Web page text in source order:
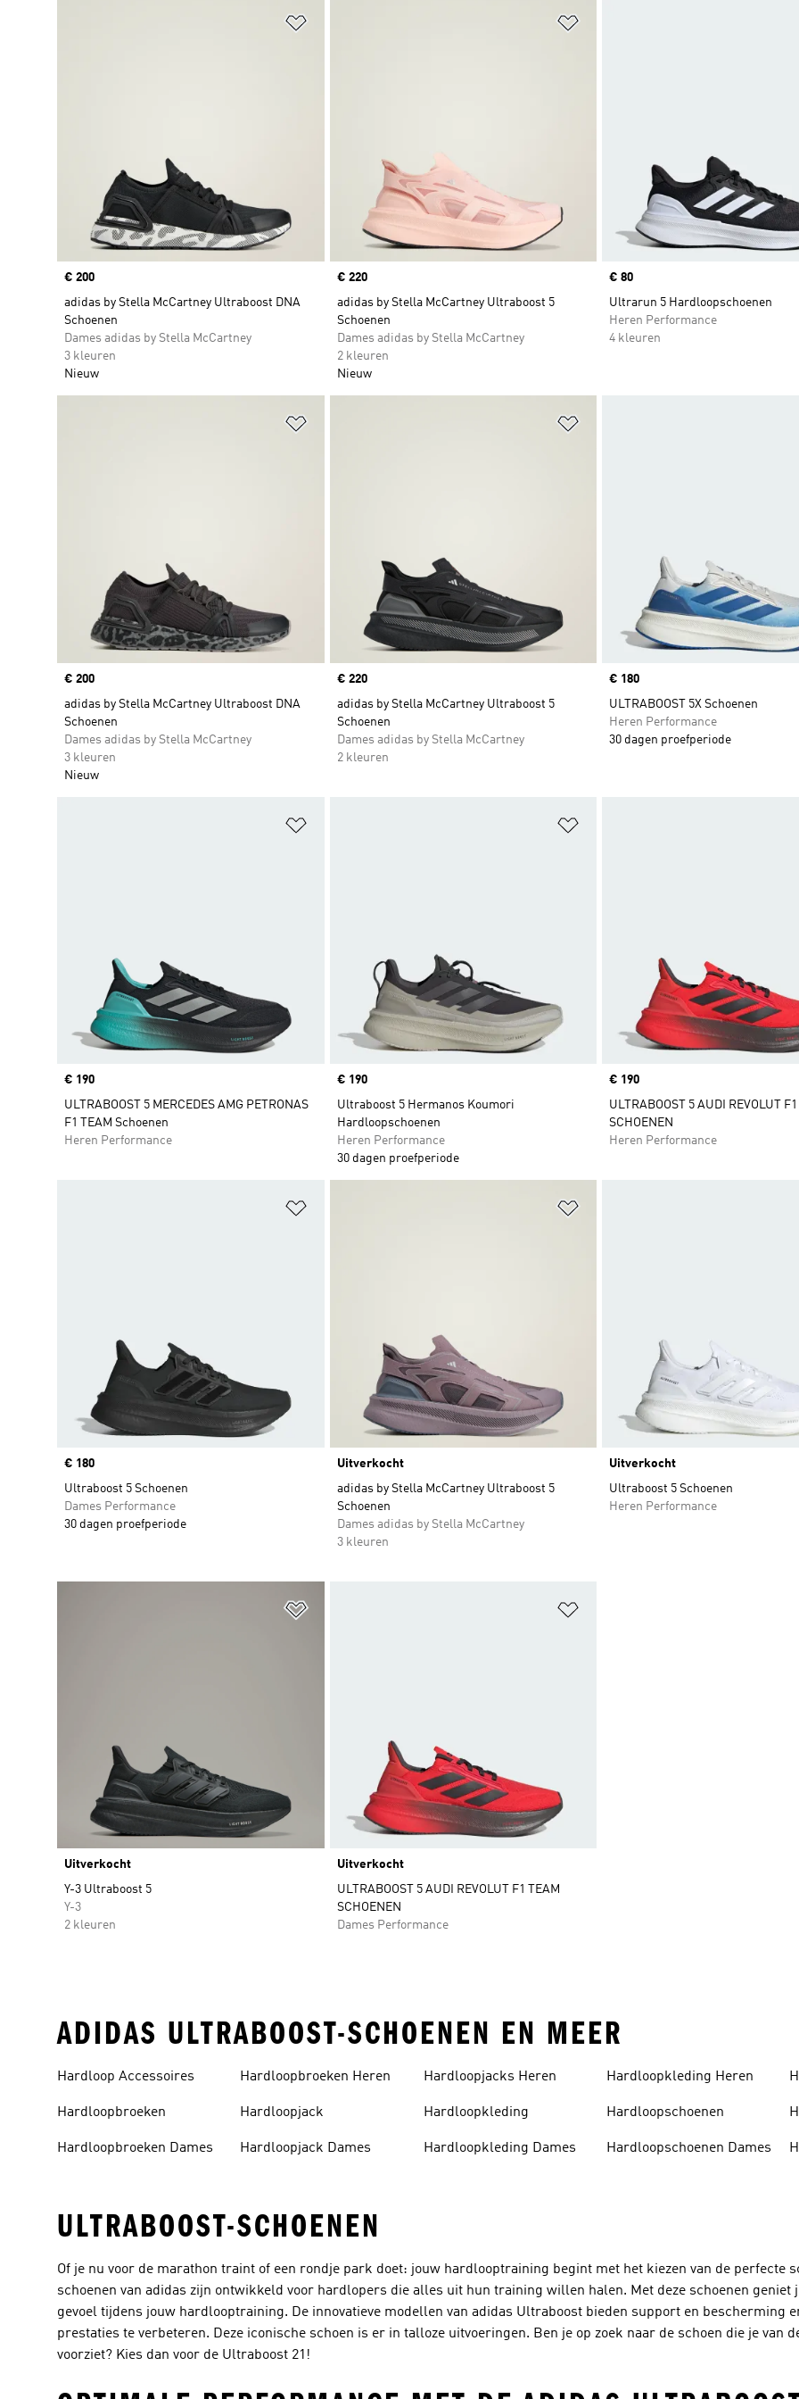
Price
€ 200
adidas by Stella McCartney Ultraboost DNA
Schoenen
Dames adidas by Stella McCartney
3 kleuren
Nieuw
Price
€ 220
adidas by Stella McCartney Ultraboost 5
Schoenen
Dames adidas by Stella McCartney
2 kleuren
Nieuw
Price
€ 80
Ultrarun 5 Hardloopschoenen
Heren Performance
4 kleuren
Price
€ 200
adidas by Stella McCartney Ultraboost DNA
Schoenen
Dames adidas by Stella McCartney
3 kleuren
Nieuw
Price
€ 220
adidas by Stella McCartney Ultraboost 5
Schoenen
Dames adidas by Stella McCartney
2 kleuren
Price
€ 180
ULTRABOOST 5X Schoenen
Heren Performance
30 dagen proefperiode
Price
€ 190
ULTRABOOST 5 MERCEDES AMG PETRONAS
F1 TEAM Schoenen
Heren Performance
Price
€ 190
Ultraboost 5 Hermanos Koumori
Hardloopschoenen
Heren Performance
30 dagen proefperiode
Price
€ 190
ULTRABOOST 5 AUDI REVOLUT F1
SCHOENEN
Heren Performance
Price
€ 180
Ultraboost 5 Schoenen
Dames Performance
30 dagen proefperiode
Uitverkocht
adidas by Stella McCartney Ultraboost 5
Schoenen
Dames adidas by Stella McCartney
3 kleuren
Uitverkocht
Ultraboost 5 Schoenen
Heren Performance
Uitverkocht
Y-3 Ultraboost 5
Y-3
2 kleuren
Uitverkocht
ULTRABOOST 5 AUDI REVOLUT F1 TEAM
SCHOENEN
Dames Performance
ADIDAS ULTRABOOST-SCHOENEN EN MEER
Hardloop Accessoires
Hardloopbroeken
Hardloopbroeken Dames
Hardloopbroeken Heren
Hardloopjack
Hardloopjack Dames
Hardloopjacks Heren
Hardloopkleding
Hardloopkleding Dames
Hardloopkleding Heren
Hardloopschoenen
Hardloopschoenen Dames
ULTRABOOST-SCHOENEN
Of je nu voor de marathon traint of een rondje park doet: jouw hardlooptraining begint met het kiezen van de perfecte
schoenen van adidas zijn ontwikkeld voor hardlopers die alles uit hun training willen halen. Met deze schoenen geniet
gevoel tijdens jouw hardlooptraining. De innovatieve modellen van adidas Ultraboost bieden support en bescherming
prestaties te verbeteren. Deze iconische schoen is er in talloze uitvoeringen. Ben je op zoek naar de schoen die je van
voorziet? Kies dan voor de Ultraboost 21!